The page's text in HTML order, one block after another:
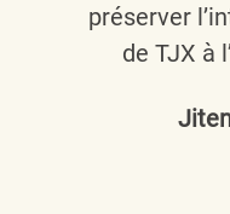
préserver
de TJX à